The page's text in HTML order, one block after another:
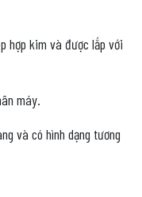
hợp kim và được lắp với
máy.
và có hình dạng tương